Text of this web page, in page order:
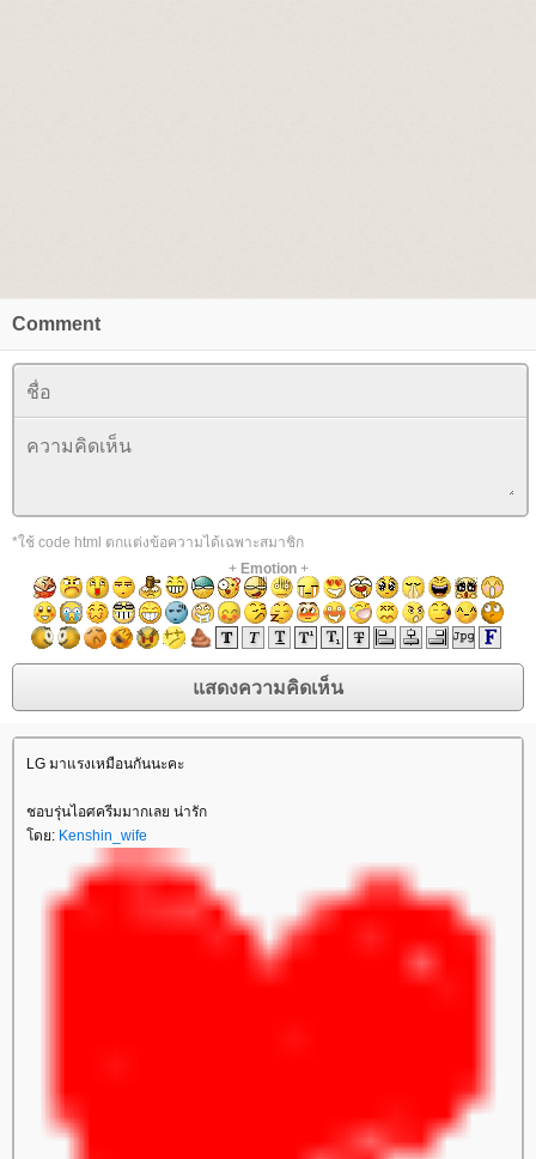
Comment
*ใช้ code html ตกแต่งข้อความได้เฉพาะสมาชิก
+ Emotion+
LG มาแรงเหมือนกันนะคะ
ชอบรุ่นไอศครีมมากเลย น่ารัก
ดย: Kenshin_wife